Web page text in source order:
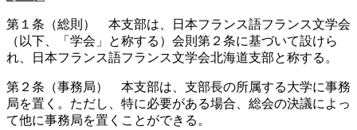
第１条（総則） 本支部は、日本フランス語フランス文学会
（以下、「学会」と称する）会則第２条に基づいて設けら
れ、日本フランス語フランス文学会北海道支部と称する。
第２条（事務局） 本支部は、支部長の所属する大学に事務
局を置く。ただし、特に必要がある場合、総会の決議によっ
て他に事務局を置くことができる。